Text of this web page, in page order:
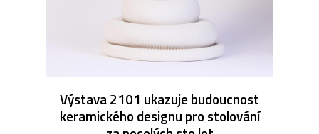
Výstava 2101 ukazuje budoucnost
keramického designu pro stolování